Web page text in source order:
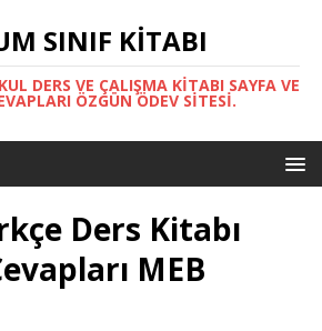
SINIF KITABI
DERS VE ÇALIŞMA KITABI SAYFA VE
ÖZGÜN ÖDEV SITESI.
Ders Kitabı
MEB